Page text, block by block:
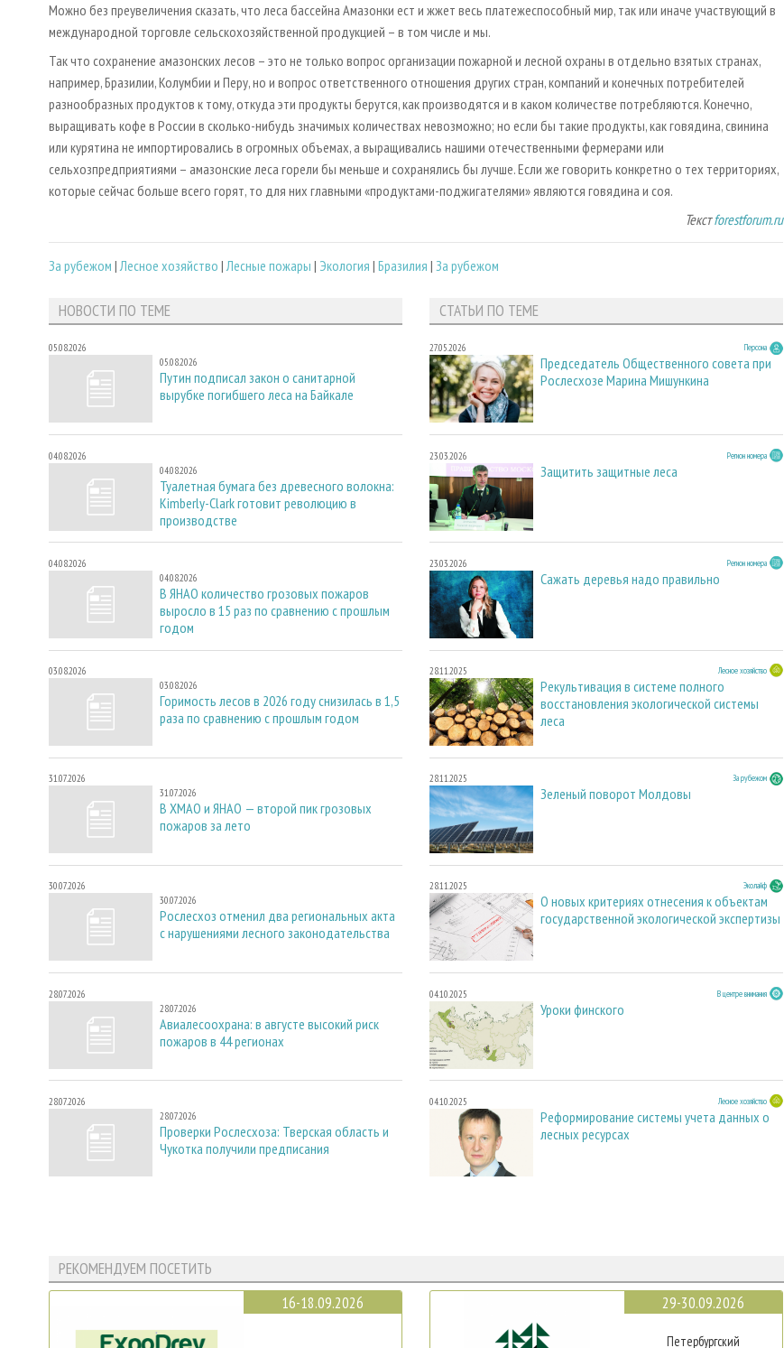
Можно без преувеличения сказать, что леса бассейна Амазонки ест и жжет весь платежеспособный мир, так или иначе участвующий в
международной торговле сельскохозяйственной продукцией – в том числе и мы.
Так что сохранение амазонских лесов – это не только вопрос организации пожарной и лесной охраны в отдельно взятых странах,
например, Бразилии, Колумбии и Перу, но и вопрос ответственного отношения других стран, компаний и конечных потребителей
разнообразных продуктов к тому, откуда эти продукты берутся, как производятся и в каком количестве потребляются. Конечно,
выращивать кофе в России в сколько-нибудь значимых количествах невозможно; но если бы такие продукты, как говядина, свинина
или курятина не импортировались в огромных объемах, а выращивались нашими отечественными фермерами или
сельхозпредприятиями – амазонские леса горели бы меньше и сохранялись бы лучше. Если же говорить конкретно о тех территориях,
которые сейчас больше всего горят, то для них главными «продуктами-поджигателями» являются говядина и соя.
Текстforestforum.ru
За рубежом | Лесное хозяйство | Лесные пожары | Экология | Бразилия | За рубежом
НОВОСТИ ПО ТЕМЕ
05.08.2026
05.08.2026
Путин подписал закон о санитарной
вырубке погибшего леса на Байкале
04.08.2026
04.08.2026
Туалетная бумага без древесного волокна:
Kimberly-Clark готовит революцию в
производстве
04.08.2026
04.08.2026
В ЯНАО количество грозовых пожаров
выросло в 15 раз по сравнению с прошлым
годом
03.08.2026
03.08.2026
Горимость лесов в 2026 году снизилась в 1,5
раза по сравнению с прошлым годом
31.07.2026
31.07.2026
В ХМАО и ЯНАО — второй пик грозовых
пожаров за лето
30.07.2026
30.07.2026
Рослесхоз отменил два региональных акта
с нарушениями лесного законодательства
28.07.2026
28.07.2026
Авиалесоохрана: в августе высокий риск
пожаров в 44 регионах
28.07.2026
28.07.2026
Проверки Рослесхоза: Тверская область и
Чукотка получили предписания
СТАТЬИ ПО ТЕМЕ
27.05.2026 Персона
Председатель Общественного совета при
Рослесхозе Марина Мишункина
23.03.2026 Регион номера
Защитить защитные леса
23.03.2026 Регион номера
Сажать деревья надо правильно
28.11.2025 Лесное хозяйство
Рекультивация в системе полного
восстановления экологической системы
леса
28.11.2025 За рубежом
Зеленый поворот Молдовы
28.11.2025 Эколайф
О новых критериях отнесения к объектам
государственной экологической экспертизы
04.10.2025 В центре внимания
Уроки финского
04.10.2025 Лесное хозяйство
Реформирование системы учета данных о
лесных ресурсах
РЕКОМЕНДУЕМ ПОСЕТИТЬ
16-18.09.2026
29-30.09.2026
Петербургский